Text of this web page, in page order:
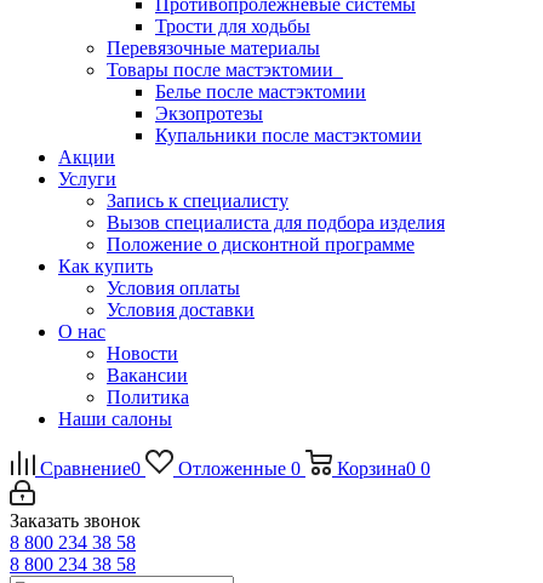
Противопролежневые системы
Трости для ходьбы
Перевязочные материалы
Товары после мастэктомии
Белье после мастэктомии
Экзопротезы
Купальники после мастэктомии
Акции
Услуги
Запись к специалисту
Вызов специалиста для подбора изделия
Положение о дисконтной программе
Как купить
Условия оплаты
Условия доставки
О нас
Новости
Вакансии
Политика
Наши салоны
Сравнение0 Отложенные 0 Корзина0 0
Заказать звонок
8 800 234 38 58
8 800 234 38 58